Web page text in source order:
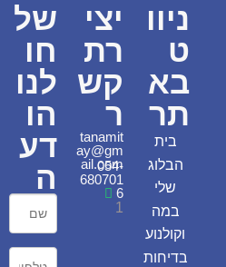
ניוו
ט
בא
תר
בית
הבלוג
שלי
במה
וקולנוע
בדיחות
יצי
רת
קש
ר
tanamit
ay@gm
ail.com
054-
680701
6
1
של
חו
לנו
הו
דע
ה